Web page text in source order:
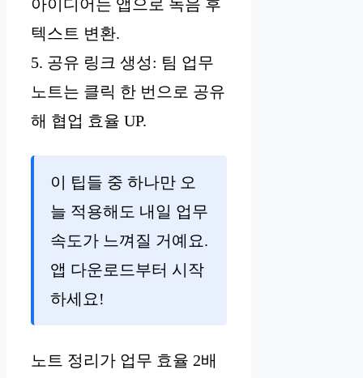
아이디어는 앱으로 녹음 후
텍스트 변환.
5. 공유 링크 생성: 팀 업무
노트는 클릭 한 번으로 공유
해 협업 효율 UP.
이 팁들 중 하나만 오
늘 적용해도 내일 업무
속도가 느껴질 거예요.
앱 다운로드부터 시작
하세요!
노트 정리가 업무 효율 2배